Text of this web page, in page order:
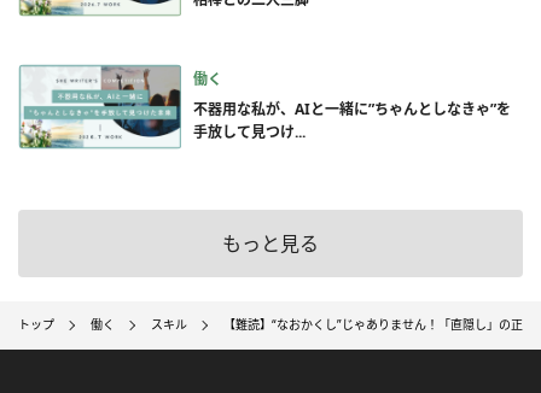
働く
不器用な私が、AIと一緒に”ちゃんとしなきゃ”を
手放して見つけ...
もっと見る
トップ 働く スキル 【難読】“なおかくし”じゃありません！「直隠し」の正し